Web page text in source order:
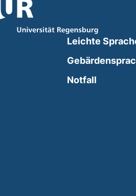
opens in a new window)
Leichte
Notfall